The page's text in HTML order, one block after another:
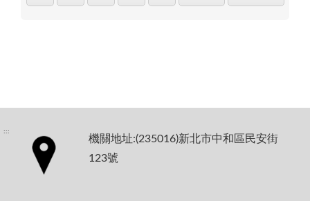
:::
機關地址:(235016)新北市中和區民安街
123號